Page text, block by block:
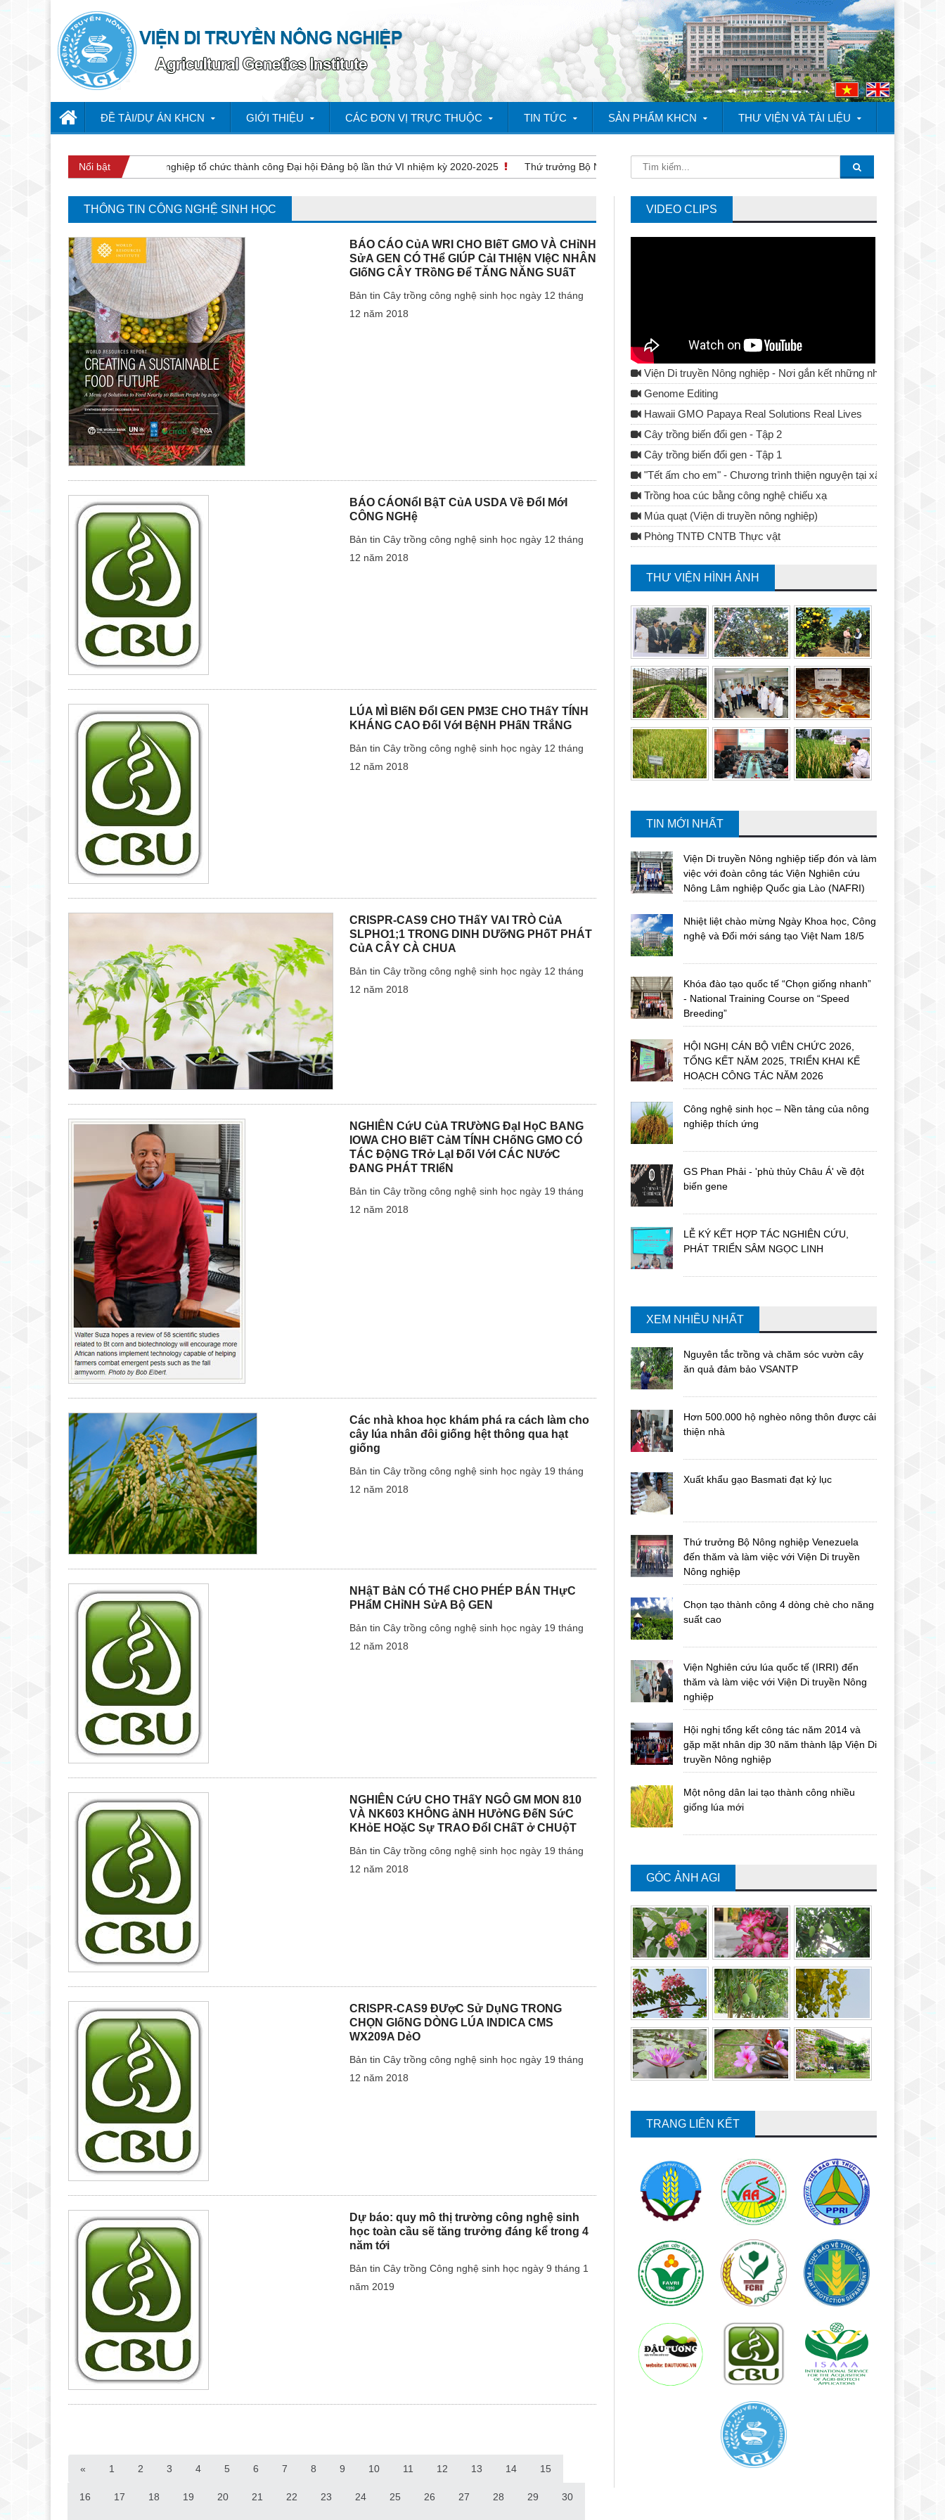
ĐỀ TÀI/DỰ ÁN KHCN GIỚI THIỆU CÁC ĐƠN VỊ TRỰC THUỘC TIN TỨC SẢN PHẨM KHCN THƯ VIỆN VÀ TÀI LIỆU
Nổi bật
Viện Di truyền Nông nghiệp tổ chức thành công Đại hội Đảng bộ lần thứ VI nhiệm kỳ 2020-2025 Thứ trưởng Bộ NN&PTNT Lê Quốc Doanh thăm các mô hình giống lúa mới kháng bệnh bạc lá và
THÔNG TIN CÔNG NGHỆ SINH HỌC
BÁO CÁO CủA WRI CHO BIếT GMO VÀ CHỉNH
SửA GEN CÓ THể GIÚP CảI THIệN VIệC NHÂN
GIốNG CÂY TRồNG Để TĂNG NĂNG SUấT
Bản tin Cây trồng công nghệ sinh học ngày 12 tháng
12 năm 2018
BÁO CÁONổI BậT CủA USDA Về ĐổI MớI
CÔNG NGHệ
Bản tin Cây trồng công nghệ sinh học ngày 12 tháng
12 năm 2018
LÚA MÌ BIếN ĐổI GEN PM3E CHO THấY TÍNH
KHÁNG CAO ĐốI VớI BệNH PHấN TRắNG
Bản tin Cây trồng công nghệ sinh học ngày 12 tháng
12 năm 2018
CRISPR-CAS9 CHO THấY VAI TRÒ CủA
SLPHO1;1 TRONG DINH DƯỡNG PHốT PHÁT
CủA CÂY CÀ CHUA
Bản tin Cây trồng công nghệ sinh học ngày 12 tháng
12 năm 2018
NGHIÊN CứU CủA TRƯờNG ĐạI HọC BANG
IOWA CHO BIếT CảM TÍNH CHốNG GMO CÓ
TÁC ĐộNG TRở LạI ĐốI VớI CÁC NƯớC
ĐANG PHÁT TRIểN
Bản tin Cây trồng công nghệ sinh học ngày 19 tháng
12 năm 2018
Các nhà khoa học khám phá ra cách làm cho
cây lúa nhân đôi giống hệt thông qua hạt
giống
Bản tin Cây trồng công nghệ sinh học ngày 19 tháng
12 năm 2018
NHậT BảN CÓ THể CHO PHÉP BÁN THựC
PHẩM CHỉNH SửA Bộ GEN
Bản tin Cây trồng công nghệ sinh học ngày 19 tháng
12 năm 2018
NGHIÊN CứU CHO THấY NGÔ GM MON 810
VÀ NK603 KHÔNG ảNH HƯởNG ĐếN SứC
KHỏE HOặC Sự TRAO ĐổI CHấT ở CHUộT
Bản tin Cây trồng công nghệ sinh học ngày 19 tháng
12 năm 2018
CRISPR-CAS9 ĐƯợC Sử DụNG TRONG
CHỌN GIốNG DÒNG LÚA INDICA CMS
WX209A DẻO
Bản tin Cây trồng công nghệ sinh học ngày 19 tháng
12 năm 2018
Dự báo: quy mô thị trường công nghệ sinh
học toàn cầu sẽ tăng trưởng đáng kể trong 4
năm tới
Bản tin Cây trồng Công nghệ sinh học ngày 9 tháng 1
năm 2019
« 1 2 3 4 5 6 7 8 9 10 11 12 13 14 15
16 17 18 19 20 21 22 23 24 25 26 27 28 29 30
VIDEO CLIPS
Viện Di truyền Nông nghiệp - Nơi gắn kết những nhà khoa học
Genome Editing
Hawaii GMO Papaya Real Solutions Real Lives
Cây trồng biến đổi gen - Tập 2
Cây trồng biến đổi gen - Tập 1
"Tết ấm cho em" - Chương trình thiện nguyện tại xã Tả Lủng -
Trồng hoa cúc bằng công nghệ chiếu xạ
Múa quạt (Viện di truyền nông nghiệp)
Phòng TNTĐ CNTB Thực vật
THƯ VIỆN HÌNH ẢNH
TIN MỚI NHẤT
Viện Di truyền Nông nghiệp tiếp đón và làm
việc với đoàn công tác Viện Nghiên cứu
Nông Lâm nghiệp Quốc gia Lào (NAFRI)
Nhiệt liệt chào mừng Ngày Khoa học, Công
nghệ và Đổi mới sáng tạo Việt Nam 18/5
Khóa đào tạo quốc tế “Chọn giống nhanh”
- National Training Course on “Speed
Breeding”
HỘI NGHỊ CÁN BỘ VIÊN CHỨC 2026,
TỔNG KẾT NĂM 2025, TRIỂN KHAI KẾ
HOẠCH CÔNG TÁC NĂM 2026
Công nghệ sinh học – Nền tảng của nông
nghiệp thích ứng
GS Phan Phải - 'phù thủy Châu Á' về đột
biến gene
LỄ KÝ KẾT HỢP TÁC NGHIÊN CỨU,
PHÁT TRIỂN SÂM NGỌC LINH
XEM NHIỀU NHẤT
Nguyên tắc trồng và chăm sóc vườn cây
ăn quả đảm bảo VSANTP
Hơn 500.000 hộ nghèo nông thôn được cải
thiện nhà
Xuất khẩu gạo Basmati đạt kỷ lục
Thứ trưởng Bộ Nông nghiệp Venezuela
đến thăm và làm việc với Viện Di truyền
Nông nghiệp
Chọn tạo thành công 4 dòng chè cho năng
suất cao
Viện Nghiên cứu lúa quốc tế (IRRI) đến
thăm và làm việc với Viện Di truyền Nông
nghiệp
Hội nghị tổng kết công tác năm 2014 và
gặp mặt nhân dịp 30 năm thành lập Viện Di
truyền Nông nghiệp
Một nông dân lai tạo thành công nhiều
giống lúa mới
GÓC ẢNH AGI
TRANG LIÊN KẾT